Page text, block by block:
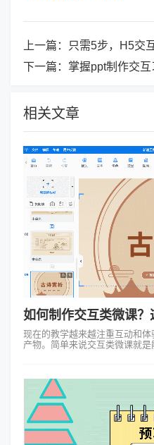
上一篇：
只需5步，H5交互课
下一篇： 掌握ppt制作交互
相关文章
如何制作交互类微课？
现在的教学越来越注重互动和
产物。简单来说交互类微课就